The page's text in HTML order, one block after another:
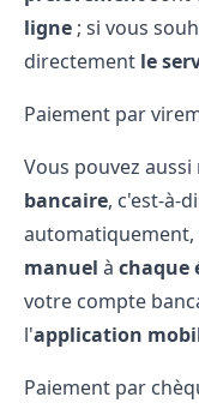
ligne ; si vous
directement le
Paiement par
Vous pouvez
bancaire, c'est-à-
automatiquement,
manuel à chaque
votre compte
l'application
Paiement par